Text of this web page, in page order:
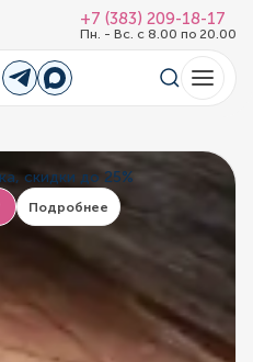
+7 (383) 209-18-17
Пн. - Вс. с 8.00 по 20.00
скидки до 25%
Подробнее